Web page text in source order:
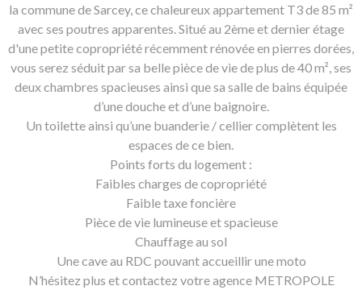
la commune de Sarcey, ce chaleureux appartement T3 de 85 m²
avec ses poutres apparentes. Situé au 2ème et dernier étage
d'une petite copropriété récemment rénovée en pierres dorées,
vous serez séduit par sa belle pièce de vie de plus de 40 m², ses
deux chambres spacieuses ainsi que sa salle de bains équipée
d’une douche et d’une baignoire.
Un toilette ainsi qu’une buanderie / cellier complètent les
espaces de ce bien.
Points forts du logement :
Faibles charges de copropriété
Faible taxe foncière
Pièce de vie lumineuse et spacieuse
Chauffage au sol
Une cave au RDC pouvant accueillir une moto
N’hésitez plus et contactez votre agence METROPOLE